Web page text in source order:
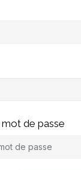
de passe